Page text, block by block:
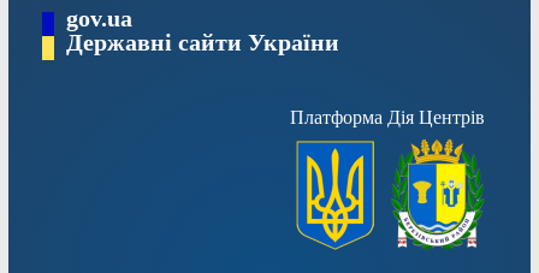
Перейтиgov.ua
Державні сайти України
Платформа Дія Центрів